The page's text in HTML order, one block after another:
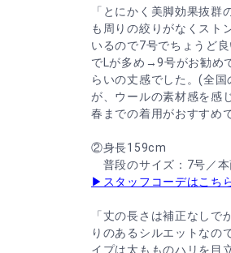
「とにかく美脚効果抜
も周りの絞りがなくスト
いるので7号でちょうど
でLが多め→9号がお勧め
らいの丈感でした。(全
が、ウールの素材感を感
春までの着用がおすすめ
②身長159cm
普段のサイズ：7号／
▶スタッフコーデはこち
「丈の長さは補正なし
りのあるシルエットなの
イプは太もものハリを目